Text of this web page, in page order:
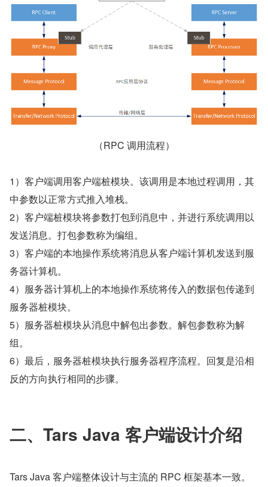
（RPC 调用流程）
1）客户端调用客户端桩模块。该调用是本地过程调用，其
中参数以正常方式推入堆栈。
2）客户端桩模块将参数打包到消息中，并进行系统调用以
发送消息。打包参数称为编组。
3）客户端的本地操作系统将消息从客户端计算机发送到服
务器计算机。
4）服务器计算机上的本地操作系统将传入的数据包传递到
服务器桩模块。
5）服务器桩模块从消息中解包出参数。解包参数称为解
组。
6）最后，服务器桩模块执行服务器程序流程。回复是沿相
反的方向执行相同的步骤。
二、Tars Java 客户端设计介绍
Tars Java 客户端整体设计与主流的 RPC 框架基本一致。